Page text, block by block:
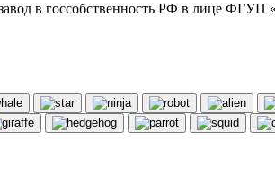
в госсобственность РФ в лице